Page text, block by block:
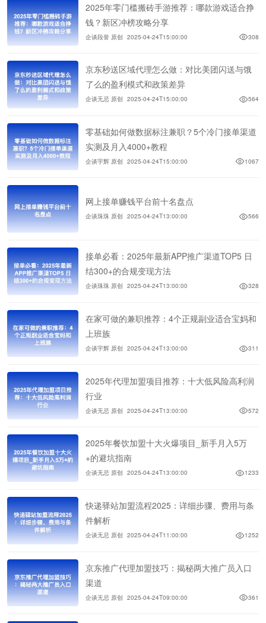
2025年零门槛搬砖手游推荐：哪款游戏适合挣
钱？新区冲榜攻略分享
企谈段誉 原创 2025-04-24T15:00:00 308
京东秒送区域代理怎么做：对比美团闪送与饿
了么的盈利模式和政策差异
企谈无忌 原创 2025-04-24T15:00:00 564
零基础如何做数据标注兼职？5个冷门接单渠道
实测及月入4000+教程
企谈宇辉 原创 2025-04-24T15:00:00 1067
网上接单赚钱平台前十名盘点
企谈珠珠 原创 2025-04-24T13:00:00 566
接单必看：2025年最新APP推广渠道TOP5 日
结300+的合规变现方法
企谈珠珠 原创 2025-04-24T13:00:00 328
在家可做的兼职推荐：4个正规副业适合宝妈和
上班族
企谈宇辉 原创 2025-04-24T13:00:00 311
2025年代理加盟项目推荐：十大低风险高利润
行业
企谈无忌 原创 2025-04-24T13:00:00 572
2025年餐饮加盟十大火爆项目_新手月入5万
+的避坑指南
企谈无忌 原创 2025-04-24T13:00:00 1233
快递驿站加盟流程2025：详细步骤、费用与条
件解析
企谈无忌 原创 2025-04-24T11:00:00 1252
京东推广代理加盟技巧：揭秘两大推广员入口
渠道
企谈无忌 原创 2025-04-24T09:00:00 361